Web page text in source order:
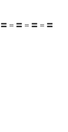
＝〓＝〓＝〓